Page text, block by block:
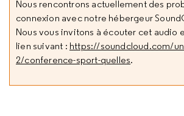
Nous rencontrons actuellement des
connexion avec notre hébergeur
Nous vous invitons à écouter cet audio
lien suivant : https://soundcloud.com/
2/conference-sport-quelles.